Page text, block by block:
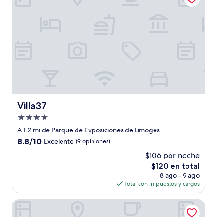
Villa37
Villa37
Propiedad
de
4.0
A 1.2 mi de Parque de Exposiciones de Limoges
8.8
8.8/10 Excelente (9 opiniones)
$106 por noche
El
precio
actual
es
de
$120 en total
8 ago - 9 ago
Total con impuestos y cargos
Hôtel Mercure Limoges Centre